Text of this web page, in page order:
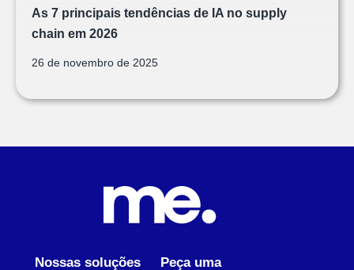
As 7 principais tendências de IA no supply
chain em 2026
26 de novembro de 2025
Nossas soluções
Peça uma